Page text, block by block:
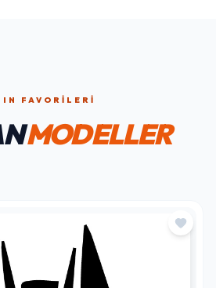
FAVORILERI
MODELLER